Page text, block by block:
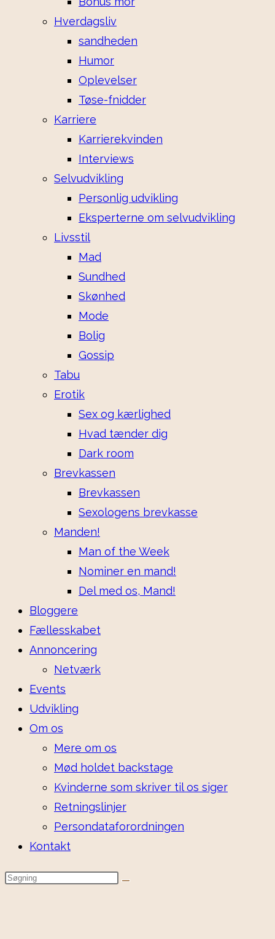
Hverdagsliv
sandheden
Humor
Oplevelser
Tøse-fnidder
Karriere
Karrierekvinden
Interviews
Selvudvikling
Personlig udvikling
Eksperterne om selvudvikling
Livsstil
Mad
Sundhed
Skønhed
Mode
Bolig
Gossip
Tabu
Erotik
Sex og kærlighed
Hvad tænder dig
Dark room
Brevkassen
Brevkassen
Sexologens brevkasse
Manden!
Man of the Week
Nominer en mand!
Del med os, Mand!
Bloggere
Fællesskabet
Annoncering
Netværk
Events
Udvikling
Om os
Mere om os
Mød holdet backstage
Kvinderne som skriver til os siger
Retningslinjer
Persondataforordningen
Kontakt